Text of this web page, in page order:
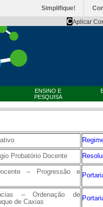
Simplifique!
CAplicar
ENSINO E
PESQUISA
Probatório Docente
– Progressão e
– Ordenação de
de Caxias